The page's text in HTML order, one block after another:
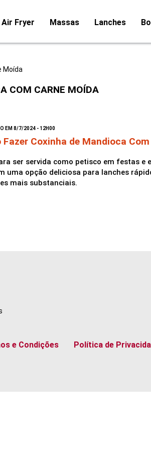
Air Fryer Massas Lanches
Moída
COM CARNE MOÍDA
EM 8/7/2024 - 12H00
Fazer Coxinha de Mandioca
ser servida como petisco em festas e
uma opção deliciosa para lanches
mais substanciais.
e Condições Política de